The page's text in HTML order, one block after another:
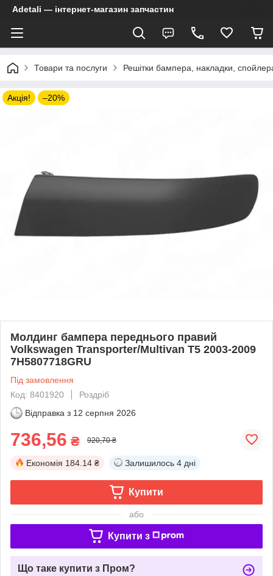
Adetali — інтернет-магазин запчастин
Товари та послуги Решітки бампера, накладки,
Акція! –20%
Молдинг бампера переднього правий
Volkswagen Transporter/Multivan T5 2003-2009
7H5807718GRU
Під замовлення
Код: 8401920
Роздріб
Відправка з 12 серпня 2026
736,56 ₴ 920,70 ₴
Економія 184.14 ₴ Залишилось 4 дні
Купити
або
Купити з
Що таке купити з Пром?